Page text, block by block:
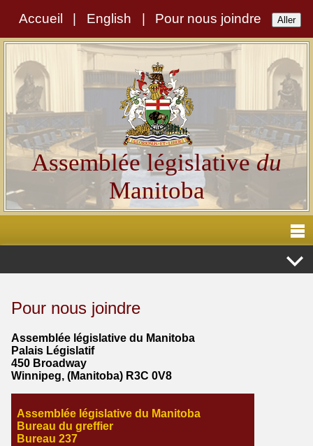
Accueil English Pour nous joindre
Assemblée législativedu
Manitoba
Pour nous joindre
Assemblée législative du Manitoba
Palais Législatif
450 Broadway
Winnipeg, (Manitoba) R3C 0V8
Assemblée législative du Manitoba
Bureau du greffier
Bureau 237